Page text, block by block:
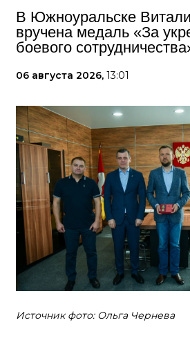
В Южноуральске
вручена медаль «За
боевого
06 августа 2026, 13:01
Источник фото: Ольга Чернева